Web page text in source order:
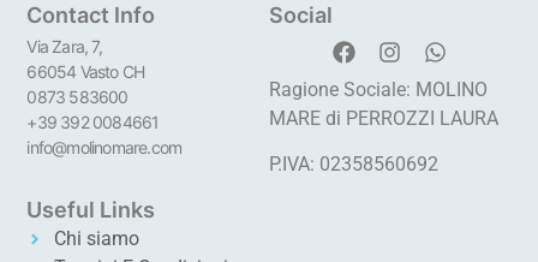
Contact Info
Via Zara, 7,
66054 Vasto CH
0873 583600
+39 392 0084661
info@molinomare.com
Social
Ragione Sociale: MOLINO
MARE di PERROZZI LAURA
P.IVA: 02358560692
Useful Links
Chi siamo